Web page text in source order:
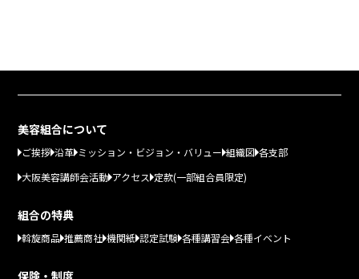
美容組合について
ご挨拶 沿革 ミッション・ビジョン・バリュー 組織図 各支部
大阪美容講師会活動 アクセス 定款(一部組合員限定)
組合の特典
斡旋商品 推薦商社 機関紙 認定試験 各種講習会 各種イベント
保険・制度